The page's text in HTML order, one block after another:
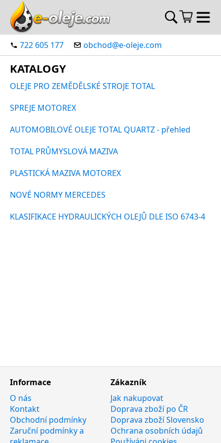
722 605 177 obchod@e-oleje.com
KATALOGY
OLEJE PRO ZEMĚDĚLSKÉ STROJE TOTAL
SPREJE MOTOREX
AUTOMOBILOVÉ OLEJE TOTAL QUARTZ - přehled
TOTAL PRŮMYSLOVÁ MAZIVA
PLASTICKÁ MAZIVA MOTOREX
NOVÉ NORMY MERCEDES
KLASIFIKACE HYDRAULICKÝCH OLEJŮ DLE ISO 6743-4
Informace
O nás
Kontakt
Obchodní podmínky
Zaruční podmínky a
Zákazník
Jak nakupovat
Doprava zboží po ČR
Doprava zboží Slovensko
Ochrana osobních údajů